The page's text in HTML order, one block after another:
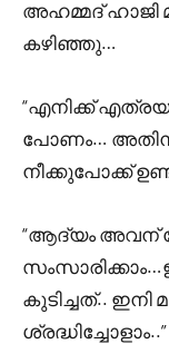
അഹമ്മദ് ഹാജി
കഴിഞ്ഞു…
“എനിക്ക്
പോണം…
നീക്കുപോക്ക്
“ആദ്യം അവന്
കുടിച്ചത്..
ശ്രദ്ധിച്ചോളാം..”